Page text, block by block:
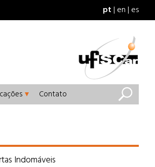
pt en es
Contato
Indomáveis